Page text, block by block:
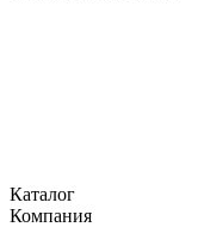
Каталог
Компания